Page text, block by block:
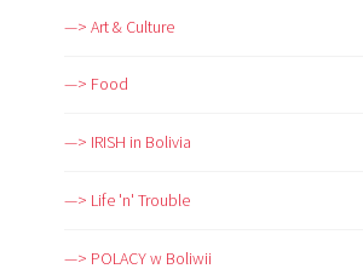
—> Art & Culture
—> Food
—> IRISH in Bolivia
—> Life 'n' Trouble
—> POLACY w Boliwii